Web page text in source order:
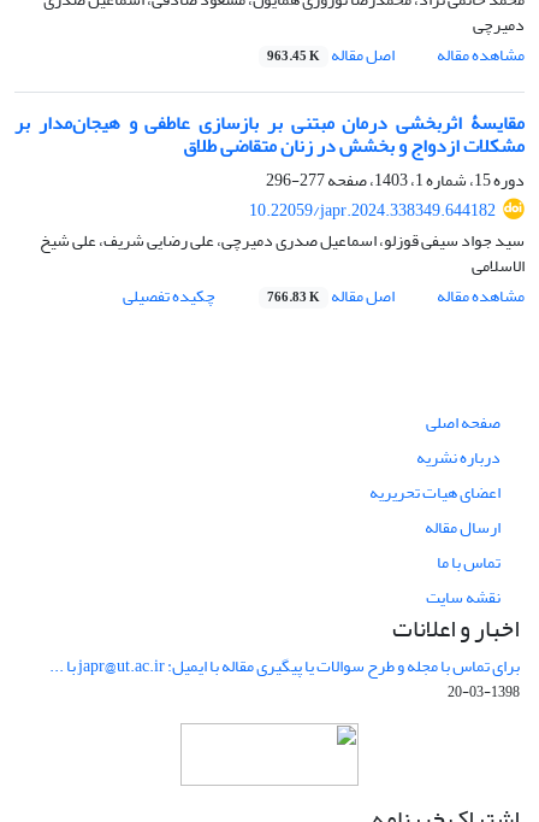
دمیرچی
مشاهده مقاله
اصل مقاله 963.45 K
مقایسۀ اثربخشی درمان مبتنی بر بازسازی عاطفی و هیجان‌مدار بر
مشکلات ازدواج و بخشش در زنان متقاضی طلاق
دوره 15، شماره 1، 1403، صفحه
277-296
10.22059/japr.2024.338349.644182
سید جواد سیفی قوزلو، اسماعیل صدری دمیرچی، علی رضایی شریف، علی شیخ
الاسلامی
مشاهده مقاله
اصل مقاله 766.83 K چکیده تفصیلی
صفحه اصلی
درباره نشریه
اعضای هیات تحریریه
ارسال مقاله
تماس با ما
نقشه سایت
اخبار و اعلانات
برای تماس با مجله و طرح سوالات یا پیگیری مقاله با ایمیل: japr@ut.ac.ir با ...
1398-03-20